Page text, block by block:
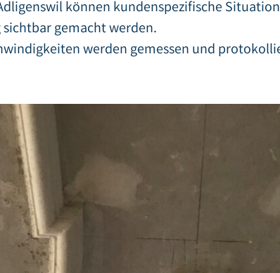
können kundenspezifische
gemacht werden.
werden gemessen und